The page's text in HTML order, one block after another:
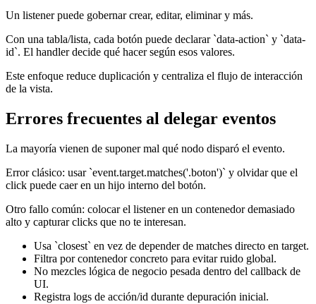
Un listener puede gobernar crear, editar, eliminar y más.
Con una tabla/lista, cada botón puede declarar `data-action` y `data-
id`. El handler decide qué hacer según esos valores.
Este enfoque reduce duplicación y centraliza el flujo de interacción
de la vista.
Errores frecuentes al delegar eventos
La mayoría vienen de suponer mal qué nodo disparó el evento.
Error clásico: usar `event.target.matches('.boton')` y olvidar que el
click puede caer en un hijo interno del botón.
Otro fallo común: colocar el listener en un contenedor demasiado
alto y capturar clicks que no te interesan.
Usa `closest` en vez de depender de matches directo en target.
Filtra por contenedor concreto para evitar ruido global.
No mezcles lógica de negocio pesada dentro del callback de
UI.
Registra logs de acción/id durante depuración inicial.